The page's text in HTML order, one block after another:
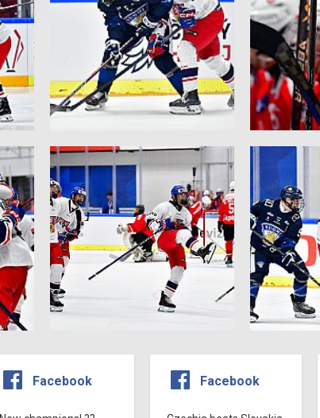
Facebook Facebook